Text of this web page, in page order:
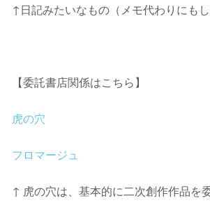
↑日記みたいなもの（メモ代わりにもし
【委託書店関係はこちら】
虎の穴
フロマージュ
↑ 虎の穴は、基本的に二次創作作品を委